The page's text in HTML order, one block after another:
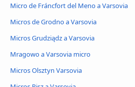
Micro de Fráncfort del Meno a Varsovia
Micros de Grodno a Varsovia
Micros Grudziądz a Varsovia
Mragowo a Varsovia micro
Micros Olsztyn Varsovia